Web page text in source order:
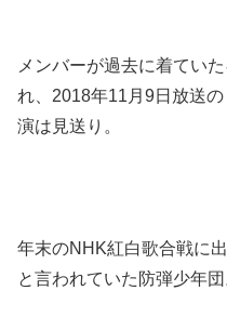
メンバーが過去に着てい
れ、2018年11月9日放送
演は見送り。
年末のNHK紅白歌合戦に
と言われていた防弾少年団